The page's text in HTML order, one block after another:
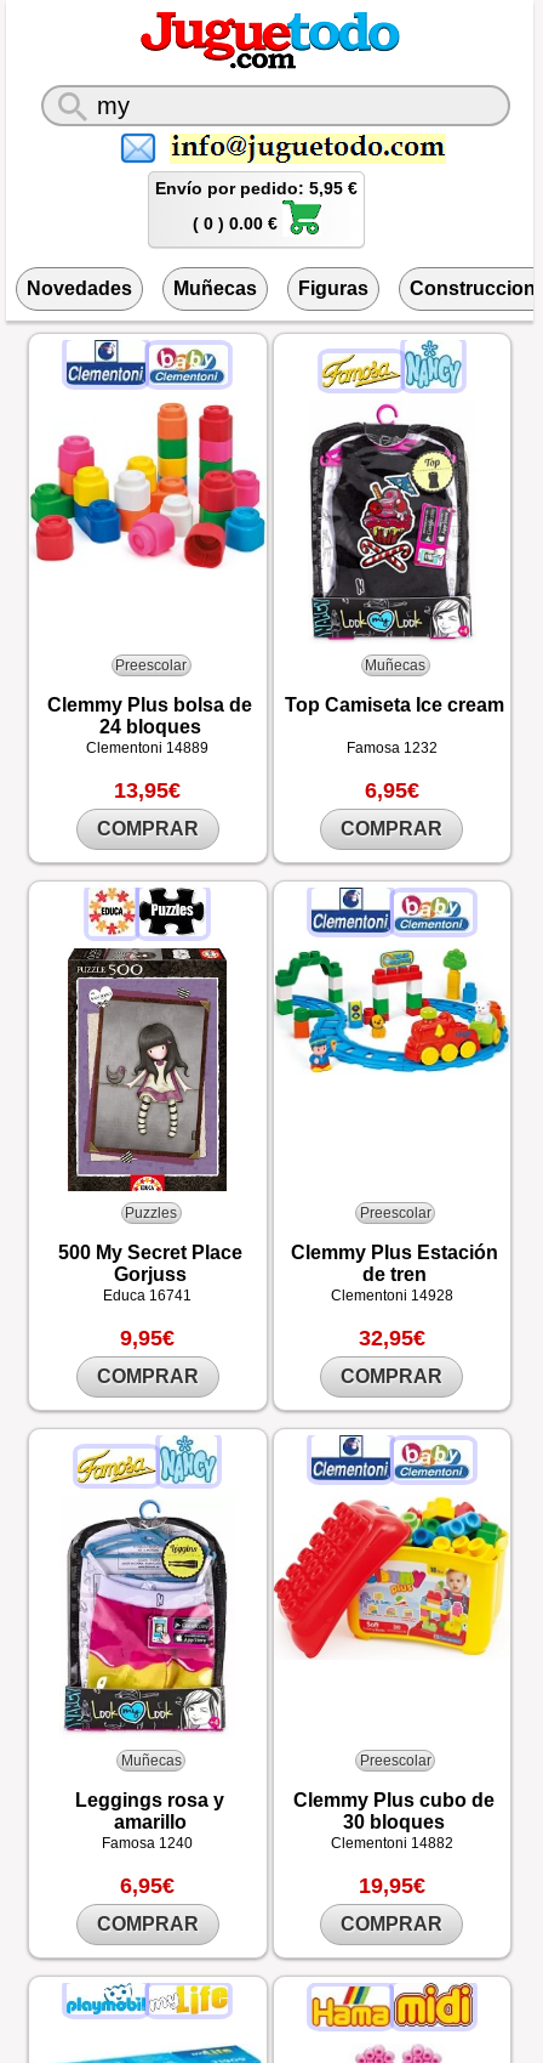
Envío por pedido: 5,95 €
( 0 ) 0.00 €
Novedades Muñecas Figuras
Preescolar
Clemmy Plus bolsa de
24 bloques
Clementoni 14889
13,95€
COMPRAR
Muñecas
Top Camiseta Ice cream
Famosa 1232
6,95€
COMPRAR
Puzzles
500 My Secret Place
Gorjuss
Educa 16741
9,95€
COMPRAR
Preescolar
Clemmy Plus Estación
de tren
Clementoni 14928
32,95€
COMPRAR
Muñecas
Leggings rosa y
amarillo
Famosa 1240
6,95€
COMPRAR
Preescolar
Clemmy Plus cubo de
30 bloques
Clementoni 14882
19,95€
COMPRAR